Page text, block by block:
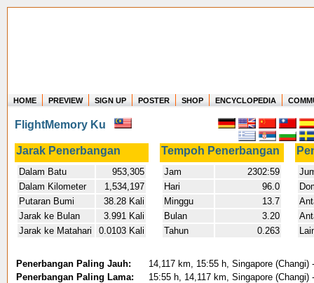
Where in the world have you flown?
How long have you been in the air?
Create your own FlightMemory and see!
HOME PREVIEW SIGN UP POSTER SHOP ENCYCLOPEDIA
FlightMemory Ku
Jarak Penerbangan Tempoh Penerbangan
Dalam Batu
953,305
Dalam Kilometer
1,534,197
Putaran Bumi
38.28 Kali
Jarak ke Bulan
3.991 Kali
Jarak ke Matahari
0.0103 Kali
Jam
2302:59
Hari
96.0
Minggu
13.7
Bulan
3.20
Tahun
0.263
Penerbangan Paling Jauh:
14,117 km, 15:55 h, Singapore
Penerbangan Paling Lama:
15:55 h, 14,117 km, Singapore